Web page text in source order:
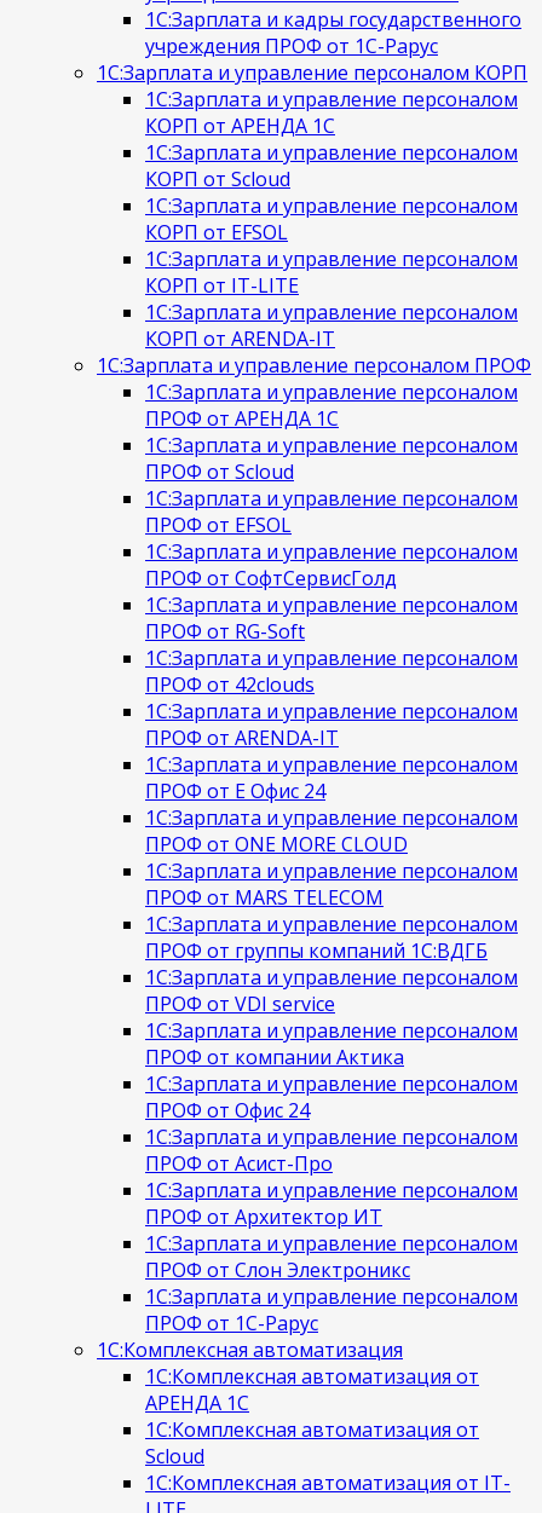
1С:Зарплата и кадры государственного
учреждения ПРОФ от 1С-Рарус
1С:Зарплата и управление персоналом КОРП
1С:Зарплата и управление персоналом
КОРП от АРЕНДА 1С
1С:Зарплата и управление персоналом
КОРП от Scloud
1С:Зарплата и управление персоналом
КОРП от EFSOL
1С:Зарплата и управление персоналом
КОРП от IT-LITE
1С:Зарплата и управление персоналом
КОРП от ARENDA-IT
1С:Зарплата и управление персоналом ПРОФ
1С:Зарплата и управление персоналом
ПРОФ от АРЕНДА 1С
1С:Зарплата и управление персоналом
ПРОФ от Scloud
1С:Зарплата и управление персоналом
ПРОФ от EFSOL
1С:Зарплата и управление персоналом
ПРОФ от СофтСервисГолд
1С:Зарплата и управление персоналом
ПРОФ от RG-Soft
1С:Зарплата и управление персоналом
ПРОФ от 42clouds
1С:Зарплата и управление персоналом
ПРОФ от ARENDA-IT
1С:Зарплата и управление персоналом
ПРОФ от Е Офис 24
1С:Зарплата и управление персоналом
ПРОФ от ONE MORE CLOUD
1С:Зарплата и управление персоналом
ПРОФ от MARS TELECOM
1С:Зарплата и управление персоналом
ПРОФ от группы компаний 1С:ВДГБ
1С:Зарплата и управление персоналом
ПРОФ от VDI service
1С:Зарплата и управление персоналом
ПРОФ от компании Актика
1С:Зарплата и управление персоналом
ПРОФ от Офис 24
1С:Зарплата и управление персоналом
ПРОФ от Асист-Про
1С:Зарплата и управление персоналом
ПРОФ от Архитектор ИТ
1С:Зарплата и управление персоналом
ПРОФ от Слон Электроникс
1С:Зарплата и управление персоналом
ПРОФ от 1С-Рарус
1С:Комплексная автоматизация
1С:Комплексная автоматизация от
АРЕНДА 1С
1С:Комплексная автоматизация от
Scloud
1С:Комплексная автоматизация от IT-